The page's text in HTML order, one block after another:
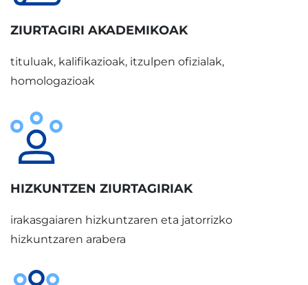
ZIURTAGIRI AKADEMIKOAK
tituluak, kalifikazioak, itzulpen ofizialak,
homologazioak
HIZKUNTZEN ZIURTAGIRIAK
irakasgaiaren hizkuntzaren eta jatorrizko
hizkuntzaren arabera